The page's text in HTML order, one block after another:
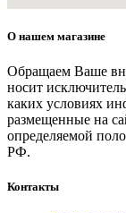
О нашем магазине
Обращаем Ваше
носит
каких условиях
размещенные на
определяемой
РФ.
Контакты